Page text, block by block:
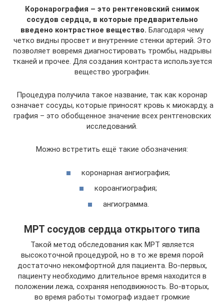
Коронарография – это рентгеновский снимок
сосудов сердца, в которые предварительно
введено контрастное вещество. Благодаря чему
четко видны просвет и внутренние стенки артерий. Это
позволяет вовремя диагностировать тромбы, надрывы
тканей и прочее. Для создания контраста используется
вещество урографин.
Процедура получила такое название, так как коронар
означает сосуды, которые приносят кровь к миокарду, а
графия – это обобщенное значение всех рентгеновских
исследований.
Можно встретить ещё такие обозначения:
коронарная ангиография;
короангиография;
ангиограмма.
МРТ сосудов сердца открытого типа
Такой метод обследования как МРТ является
высокоточной процедурой, но в то же время порой
достаточно некомфортной для пациента. Во-первых,
пациенту необходимо длительное время находится в
положении лежа, сохраняя неподвижность. Во-вторых,
во время работы томограф издает громкие